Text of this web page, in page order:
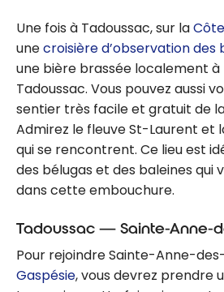
| Planifier
un séjour
de rêve
Road Trip
Sur La
Côte-Nord
du Québec
Une fois à Tadoussac, sur la
unecroisière d’observation des
une bière brassée localement
Tadoussac. Vous pouvez aussi
sentier très facile et gratuit de
Admirez le fleuve St-Laurent et
qui se rencontrent. Ce lieu est
des bélugas et des baleines qui
dans cette embouchure.
Tadoussac — Sainte-Anne-
Pour rejoindre Sainte-Anne-
Gaspésie, vous devrez prendre